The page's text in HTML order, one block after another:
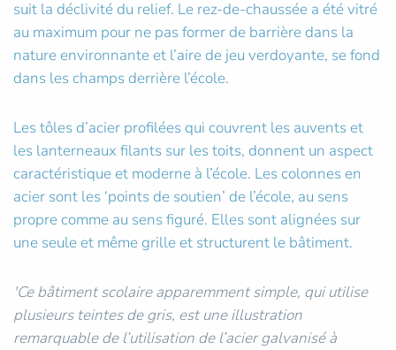
suit la déclivité du relief. Le rez-de-chaussée a été vitré
au maximum pour ne pas former de barrière dans la
nature environnante et l’aire de jeu verdoyante, se fond
dans les champs derrière l’école.
Les tôles d’acier profilées qui couvrent les auvents et
les lanterneaux filants sur les toits, donnent un aspect
caractéristique et moderne à l’école. Les colonnes en
acier sont les ‘points de soutien’ de l’école, au sens
propre comme au sens figuré. Elles sont alignées sur
une seule et même grille et structurent le bâtiment.
'Ce bâtiment scolaire apparemment simple, qui utilise
plusieurs teintes de gris, est une illustration
remarquable de l’utilisation de l’acier galvanisé à